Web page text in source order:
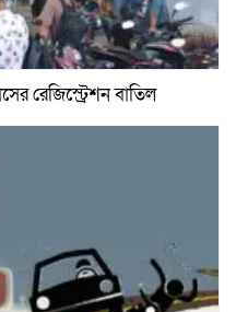
রেজিস্ট্রেশন বাতিল